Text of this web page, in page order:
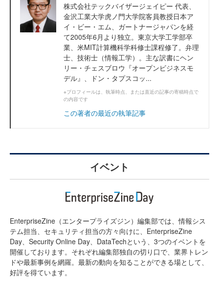
株式会社テックバイザージェイピー 代表、
金沢工業大学虎ノ門大学院客員教授日本ア
イ・ビー・エム、ガートナージャパンを経
て2005年6月より独立。東京大学工学部卒
業、米MIT計算機科学科修士課程修了。弁理
士、技術士（情報工学）。主な訳書にヘン
リー・チェスブロウ『オープンビジネスモ
デル』、ドン・タプスコッ...
※プロフィールは、執筆時点、または直近の記事の寄稿時点で
の内容です
この著者の最近の執筆記事
イベント
EnterpriseZine（エンタープライズジン）編集部では、情報シス
テム担当、セキュリティ担当の方々向けに、EnterpriseZine
Day、Security Online Day、DataTechという、3つのイベントを
開催しております。それぞれ編集部独自の切り口で、業界トレン
ドや最新事例を網羅。最新の動向を知ることができる場として、
好評を得ています。